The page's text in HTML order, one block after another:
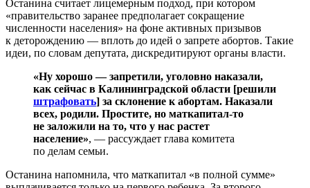
Останина считает лицемерным подход, при котором
«правительство заранее предполагает сокращение
численности населения» на фоне активных призывов
к деторождению — вплоть до идей о запрете абортов. Такие
идеи, по словам депутата, дискредитируют органы власти.
«Ну хорошо — запретили, уголовно наказали,
как сейчас в Калининградской области [решили
штрафовать] за склонение к абортам. Наказали
всех, родили. Простите, но маткапитал-то
не заложили на то, что у нас растет
население», — рассуждает глава комитета
по делам семьи.
Останина напомнила, что маткапитал «в полной сумме»